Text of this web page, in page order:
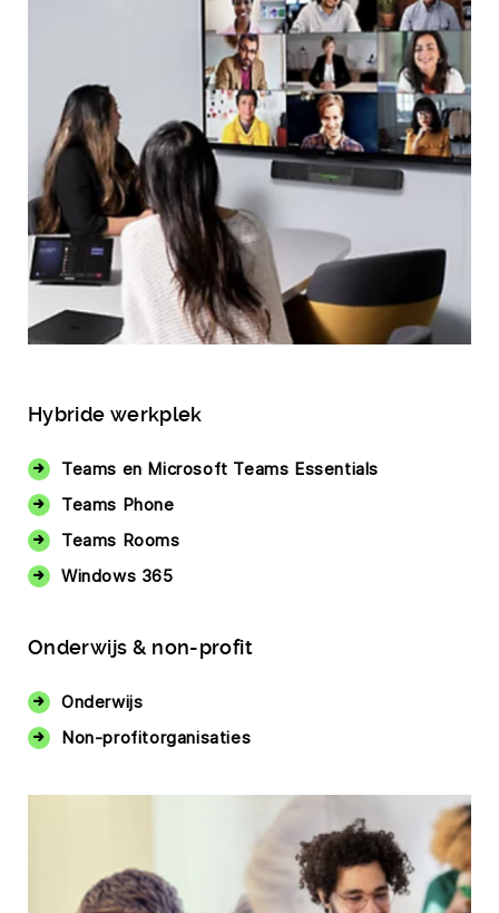
Hybride werkplek
Teams en Microsoft Teams Essentials
Teams Phone
Teams Rooms
Windows 365
Onderwijs & non-profit
Onderwijs
Non-profitorganisaties